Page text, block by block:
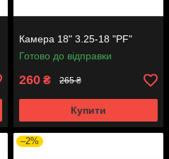
Камера 18" 3.25-18 "PF"
Готово до відправки
260 ₴ 265 ₴
Купити
–2%